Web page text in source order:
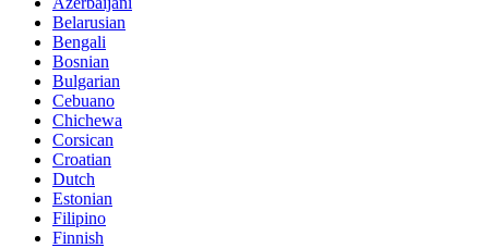
Belarusian
Bengali
Bosnian
Bulgarian
Cebuano
Chichewa
Corsican
Croatian
Dutch
Estonian
Filipino
Finnish